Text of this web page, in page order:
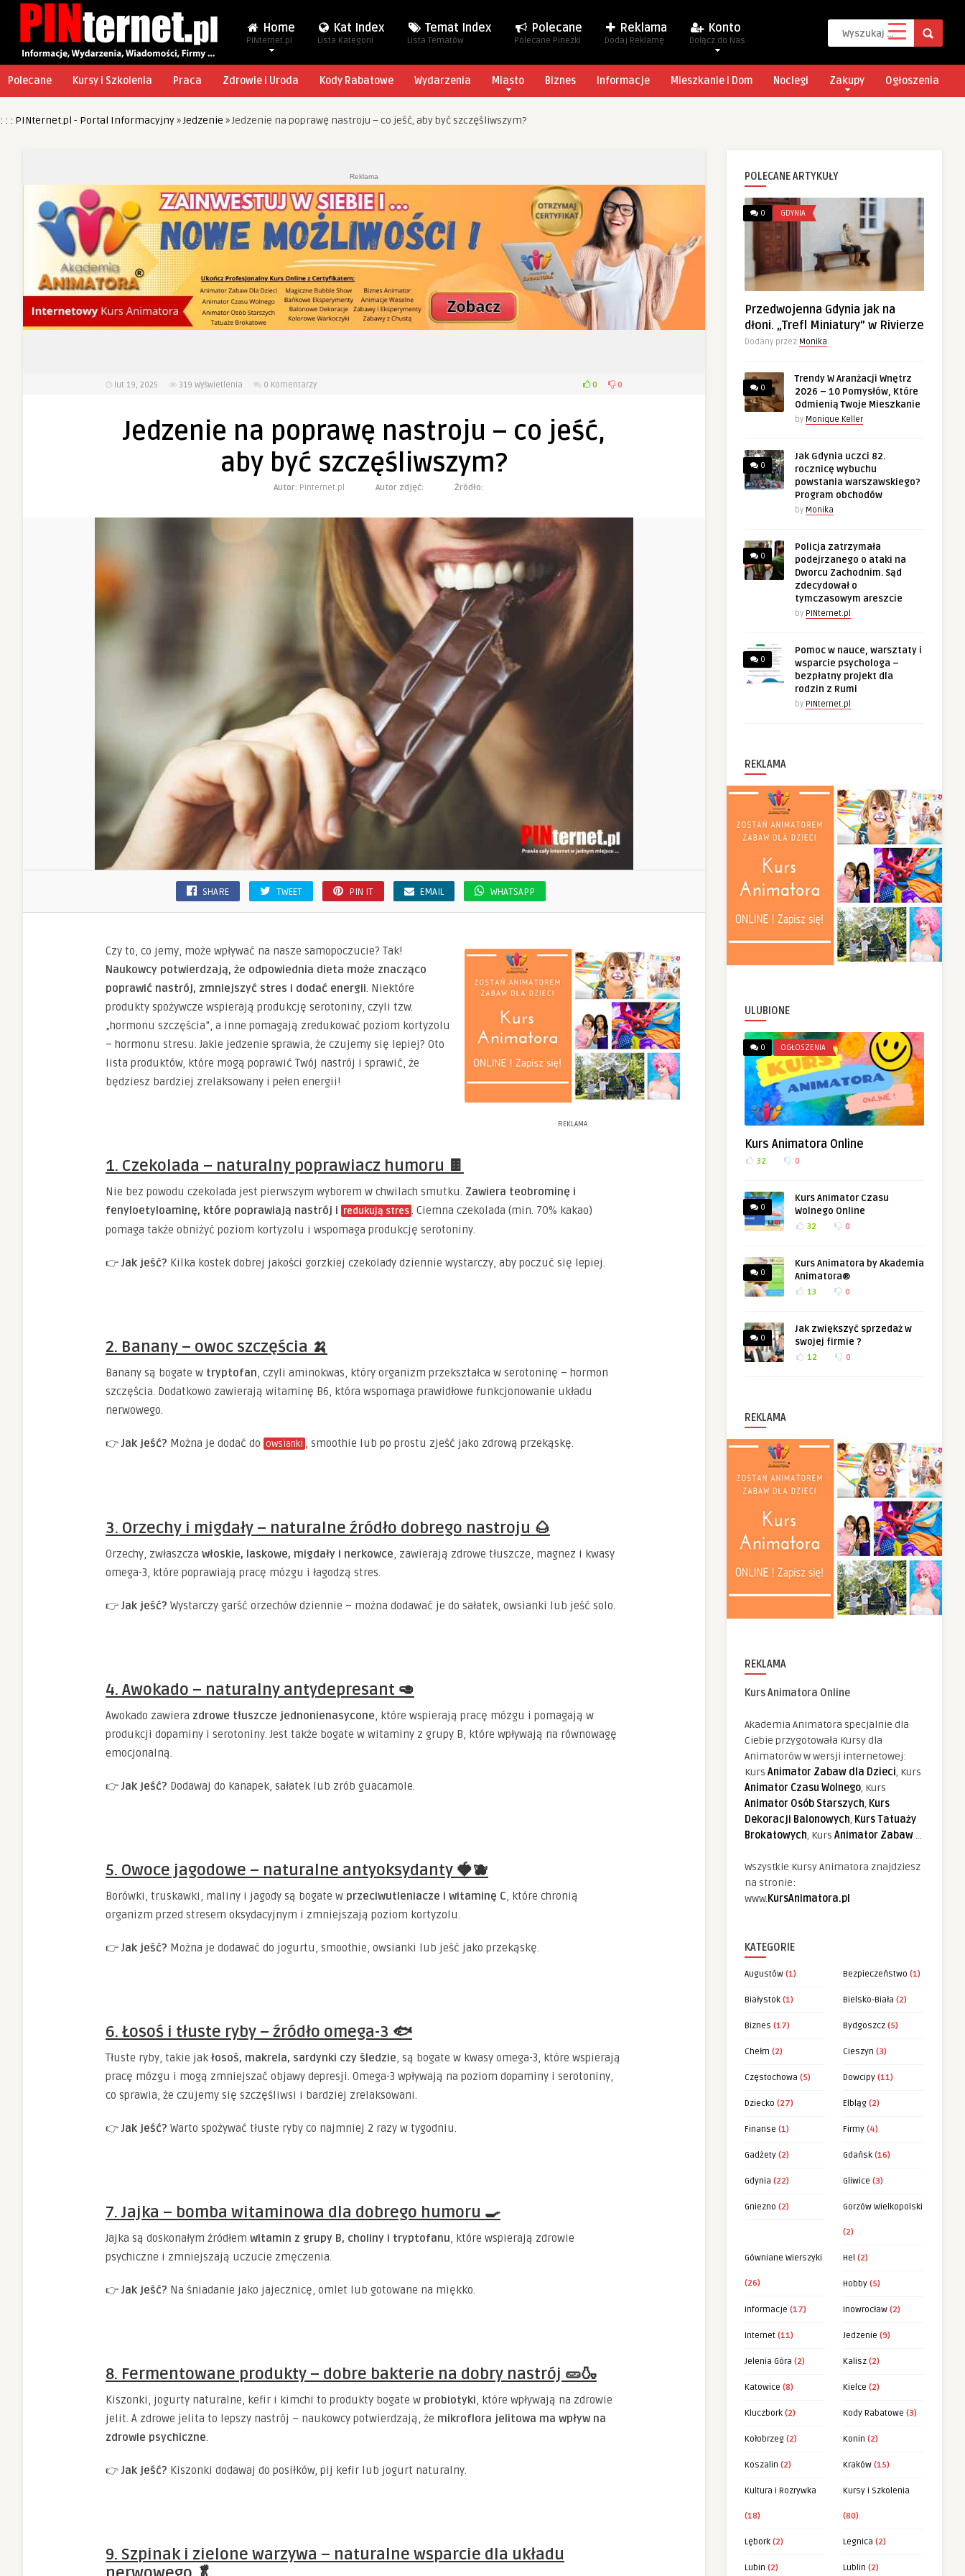
Home
PINternet.pl
Kat Index
Lista Kategorii
Temat Index
Lista Tematów
Polecane
Polecane Pinezki
Reklama
Dodaj Reklamę
Konto
Dołącz do Nas
Polecane Kursy i Szkolenia Praca Zdrowie i Uroda Kody Rabatowe Wydarzenia Miasto Biznes Informacje Mieszkanie i Dom Noclegi Zakupy Ogłoszenia
: : : PINternet.pl - Portal Informacyjny»Jedzenie »Jedzenie na poprawę nastroju – co jeść, aby być szczęśliwszym?
Reklama
lut 19, 2025 319 Wyświetlenia 0 Komentarzy 0 0
Jedzenie na poprawę nastroju – co jeść,
aby być szczęśliwszym?
Autor: Pinternet.pl Autor zdjęć: Żródło:
SHARE TWEET PIN IT EMAIL WHATSAPP
REKLAMA
Czy to, co jemy, może wpływać na nasze samopoczucie? Tak!
Naukowcy potwierdzają, że odpowiednia dieta może znacząco
poprawić nastrój, zmniejszyć stres i dodać energii. Niektóre
produkty spożywcze wspierają produkcję serotoniny, czyli tzw.
„hormonu szczęścia”, a inne pomagają zredukować poziom kortyzolu
– hormonu stresu. Jakie jedzenie sprawia, że czujemy się lepiej? Oto
lista produktów, które mogą poprawić Twój nastrój i sprawić, że
będziesz bardziej zrelaksowany i pełen energii!
1. Czekolada – naturalny poprawiacz humoru 🍫
Nie bez powodu czekolada jest pierwszym wyborem w chwilach smutku. Zawiera teobrominę i
fenyloetyloaminę, które poprawiają nastrój i redukują stres. Ciemna czekolada (min. 70% kakao)
pomaga także obniżyć poziom kortyzolu i wspomaga produkcję serotoniny.
👉 Jak jeść? Kilka kostek dobrej jakości gorzkiej czekolady dziennie wystarczy, aby poczuć się lepiej.
2. Banany – owoc szczęścia 🍌
Banany są bogate w tryptofan, czyli aminokwas, który organizm przekształca w serotoninę – hormon
szczęścia. Dodatkowo zawierają witaminę B6, która wspomaga prawidłowe funkcjonowanie układu
nerwowego.
👉 Jak jeść? Można je dodać do owsianki , smoothie lub po prostu zjeść jako zdrową przekąskę.
3. Orzechy i migdały – naturalne źródło dobrego nastroju 🌰
Orzechy, zwłaszcza włoskie, laskowe, migdały i nerkowce, zawierają zdrowe tłuszcze, magnez i kwasy
omega-3, które poprawiają pracę mózgu i łagodzą stres.
👉 Jak jeść? Wystarczy garść orzechów dziennie – można dodawać je do sałatek, owsianki lub jeść solo.
4. Awokado – naturalny antydepresant 🥑
Awokado zawiera zdrowe tłuszcze jednonienasycone, które wspierają pracę mózgu i pomagają w
produkcji dopaminy i serotoniny. Jest także bogate w witaminy z grupy B, które wpływają na równowagę
emocjonalną.
👉 Jak jeść? Dodawaj do kanapek, sałatek lub zrób guacamole.
5. Owoce jagodowe – naturalne antyoksydanty 🍓🫐
Borówki, truskawki, maliny i jagody są bogate w przeciwutleniacze i witaminę C, które chronią
organizm przed stresem oksydacyjnym i zmniejszają poziom kortyzolu.
👉 Jak jeść? Można je dodawać do jogurtu, smoothie, owsianki lub jeść jako przekąskę.
6. Łosoś i tłuste ryby – źródło omega-3 🐟
Tłuste ryby, takie jak łosoś, makrela, sardynki czy śledzie, są bogate w kwasy omega-3, które wspierają
pracę mózgu i mogą zmniejszać objawy depresji. Omega-3 wpływają na poziom dopaminy i serotoniny,
co sprawia, że czujemy się szczęśliwsi i bardziej zrelaksowani.
👉 Jak jeść? Warto spożywać tłuste ryby co najmniej 2 razy w tygodniu.
7. Jajka – bomba witaminowa dla dobrego humoru 🍳
Jajka są doskonałym źródłem witamin z grupy B, choliny i tryptofanu, które wspierają zdrowie
psychiczne i zmniejszają uczucie zmęczenia.
👉 Jak jeść? Na śniadanie jako jajecznicę, omlet lub gotowane na miękko.
8. Fermentowane produkty – dobre bakterie na dobry nastrój 🥒🍶
Kiszonki, jogurty naturalne, kefir i kimchi to produkty bogate w probiotyki, które wpływają na zdrowie
jelit. A zdrowe jelita to lepszy nastrój – naukowcy potwierdzają, że mikroflora jelitowa ma wpływ na
zdrowie psychiczne.
👉 Jak jeść? Kiszonki dodawaj do posiłków, pij kefir lub jogurt naturalny.
9. Szpinak i zielone warzywa – naturalne wsparcie dla układu
POLECANE ARTYKUŁY
0 GDYNIA
Przedwojenna Gdynia jak na
dłoni. „Trefl Miniatury” w Rivierze
Dodany przez Monika
0
Trendy W Aranżacji Wnętrz
2026 – 10 Pomysłów, Które
Odmienią Twoje Mieszkanie
by Monique Keller
0
Jak Gdynia uczci 82.
rocznicę wybuchu
powstania warszawskiego?
Program obchodów
by Monika
0
Policja zatrzymała
podejrzanego o ataki na
Dworcu Zachodnim. Sąd
zdecydował o
tymczasowym areszcie
by PINternet.pl
0
Pomoc w nauce, warsztaty i
wsparcie psychologa –
bezpłatny projekt dla
rodzin z Rumi
by PINternet.pl
REKLAMA
ULUBIONE
0 OGŁOSZENIA
Kurs Animatora Online
32 0
0
Kurs Animator Czasu
Wolnego Online
32 0
0
Kurs Animatora by Akademia
Animatora®
13 0
0
Jak zwiększyć sprzedaż w
swojej firmie ?
12 0
REKLAMA
REKLAMA
Kurs Animatora Online
Akademia Animatora specjalnie dla
Ciebie przygotowała Kursy dla
Animatorów w wersji internetowej:
Kurs Animator Zabaw dla Dzieci, Kurs
Animator Czasu Wolnego, Kurs
Animator Osób Starszych, Kurs
Dekoracji Balonowych, Kurs Tatuaży
Brokatowych, Kurs Animator Zabaw...
Wszystkie Kursy Animatora znajdziesz
na stronie:
www.KursAnimatora.pl
KATEGORIE
Augustów (1) Bezpieczeństwo (1)
Białystok (1) Bielsko-Biała (2)
Biznes (17) Bydgoszcz (5)
Chełm (2) Cieszyn (3)
Częstochowa (5) Dowcipy (11)
Dziecko (27) Elbląg (2)
Finanse (1) Firmy (4)
Gadżety (2) Gdańsk (16)
Gdynia (22) Gliwice (3)
Gniezno (2) Gorzów Wielkopolski
(2)
Gówniane Wierszyki
(26)
Hel (2)
Hobby (5)
Informacje (17) Inowrocław (2)
Internet (11) Jedzenie (9)
Jelenia Góra (2) Kalisz (2)
Katowice (8) Kielce (2)
Kluczbork (2) Kody Rabatowe (3)
Kołobrzeg (2) Konin (2)
Koszalin (2) Kraków (15)
Kultura i Rozrywka
(18)
Kursy i Szkolenia
(80)
Lębork (2) Legnica (2)
Lubin (2) Lublin (2)